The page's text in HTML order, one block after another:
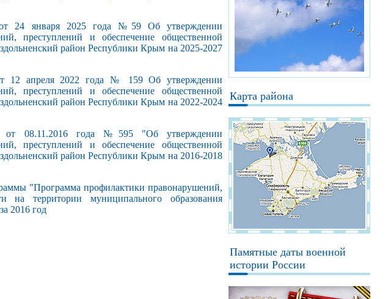
от 24 января 2025 года №59 Об утверждении
преступлений и обеспечение общественной
район Республики Крым на 2025-2027
от 12 апреля 2022 года № 159 Об утверждении
преступлений и обеспечение общественной
район Республики Крым на 2022-2024
от 08.11.2016 года №595 "Об утверждении
преступлений и обеспечение общественной
район Республики Крым на 2016-2018
"Программа профилактики правонарушений,
на территории муниципального образования
2016 год
Карта района
Памятные даты военной
истории России